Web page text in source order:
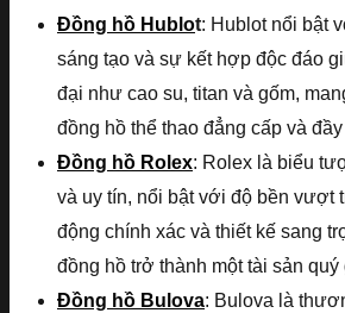
Đồng hồ Hublot: Hublot nổi bật
sáng tạo và sự kết hợp độc đáo
đại như cao su, titan và gốm,
đồng hồ thể thao đẳng cấp và
Đồng hồ Rolex: Rolex là biểu
và uy tín, nổi bật với độ bền vượt
động chính xác và thiết kế sang
đồng hồ trở thành một tài sản quý
Đồng hồ Bulova: Bulova là